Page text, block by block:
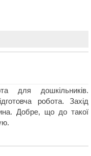
для дошкільників.
робота. Захід
Добре, що до такої